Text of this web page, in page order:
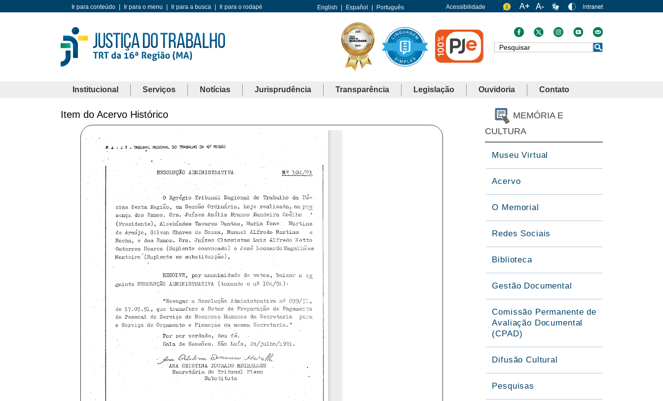
Ir para conteúdo Ir para o menu Ir para a busca Ir para o rodapé English Español Português Acessibilidade
Busca
Institucional Serviços Notícias Jurisprudência Transparência Legislação Ouvidoria Contato
Item do Acervo Histórico
MEMÓRIA E
CULTURA
Museu Virtual
Acervo
O Memorial
Redes Sociais
Biblioteca
Gestão Documental
Comissão Permanente de
Avaliação Documental
(CPAD)
Difusão Cultural
Pesquisas